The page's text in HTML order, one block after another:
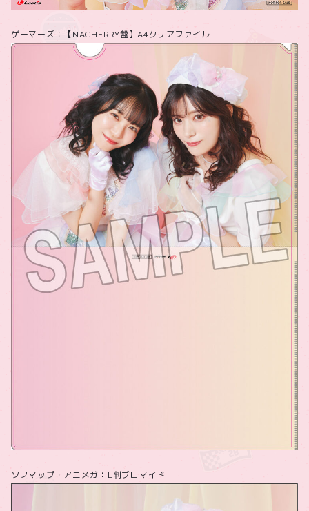
ゲーマーズ：【NACHERRY盤】A4クリアファイル
ソフマップ・アニメガ：L判ブロマイド